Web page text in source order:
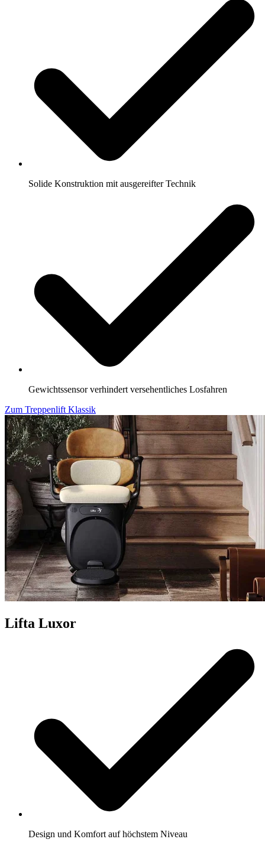
Solide Konstruktion mit ausgereifter Technik
Gewichtssensor verhindert versehentliches Losfahren
Zum Treppenlift Klassik
Lifta Luxor
Design und Komfort auf höchstem Niveau